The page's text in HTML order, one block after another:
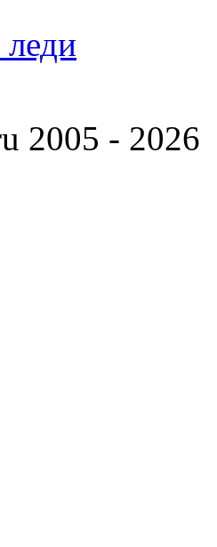
леди
2005 - 2026